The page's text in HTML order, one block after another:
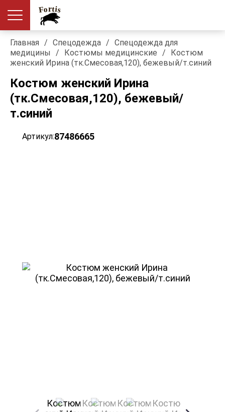
Главная / Спецодежда / Спецодежда для
медицины
/ Костюмы медицинские /
Костюм
женский Ирина (тк.Смесовая,120), бежевый/т.синий
Костюм женский Ирина
(тк.Смесовая,120), бежевый/
т.синий
Артикул:87486665